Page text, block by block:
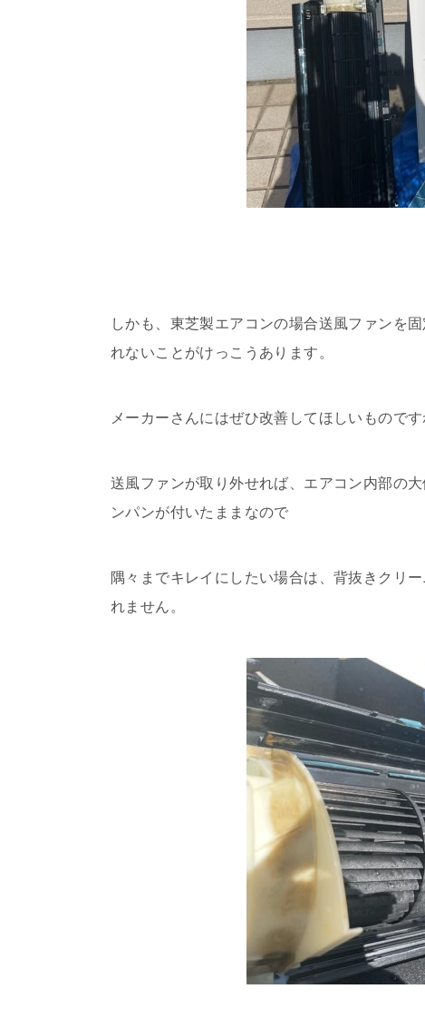
しかも、東芝製エアコンの場合送風ファンを
れないことがけっこうあります。
メーカーさんにはぜひ改善してほしいものです
送風ファンが取り外せれば、エアコン内部の
ンパンが付いたままなので
隅々までキレイにしたい場合は、背抜きクリ
れません。